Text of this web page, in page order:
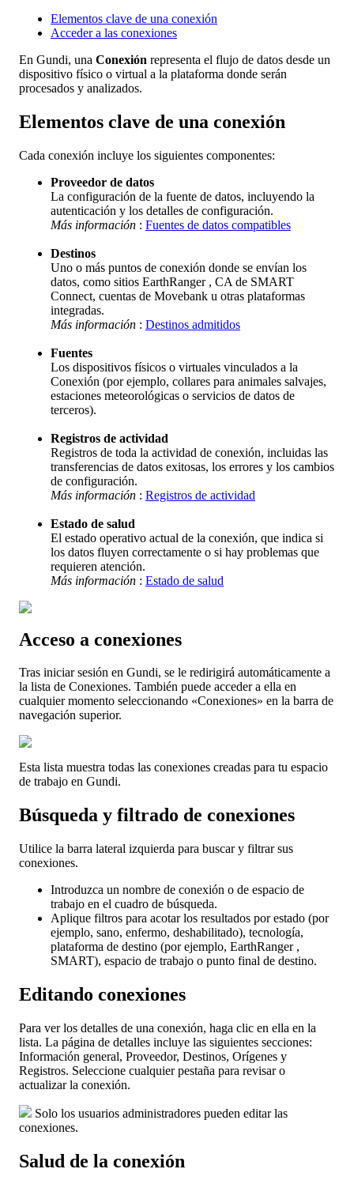
Elementos clave de una conexión
Acceder a las conexiones
En Gundi, una Conexión representa el flujo de datos desde un
dispositivo físico o virtual a la plataforma donde serán
procesados y analizados.
Elementos clave de una conexión
Cada conexión incluye los siguientes componentes:
Proveedor de datos
La configuración de la fuente de datos, incluyendo la
autenticación y los detalles de configuración.
Más información : Fuentes de datos compatibles
Destinos
Uno o más puntos de conexión donde se envían los
datos, como sitios EarthRanger , CA de SMART
Connect, cuentas de Movebank u otras plataformas
integradas.
Más información : Destinos admitidos
Fuentes
Los dispositivos físicos o virtuales vinculados a la
Conexión (por ejemplo, collares para animales salvajes,
estaciones meteorológicas o servicios de datos de
terceros).
Registros de actividad
Registros de toda la actividad de conexión, incluidas las
transferencias de datos exitosas, los errores y los cambios
de configuración.
Más información : Registros de actividad
Estado de salud
El estado operativo actual de la conexión, que indica si
los datos fluyen correctamente o si hay problemas que
requieren atención.
Más información : Estado de salud
Acceso a conexiones
Tras iniciar sesión en Gundi, se le redirigirá automáticamente a
la lista de Conexiones. También puede acceder a ella en
cualquier momento seleccionando «Conexiones» en la barra de
navegación superior.
Esta lista muestra todas las conexiones creadas para tu espacio
de trabajo en Gundi.
Búsqueda y filtrado de conexiones
Utilice la barra lateral izquierda para buscar y filtrar sus
conexiones.
Introduzca un nombre de conexión o de espacio de
trabajo en el cuadro de búsqueda.
Aplique filtros para acotar los resultados por estado (por
ejemplo, sano, enfermo, deshabilitado), tecnología,
plataforma de destino (por ejemplo, EarthRanger ,
SMART), espacio de trabajo o punto final de destino.
Editando conexiones
Para ver los detalles de una conexión, haga clic en ella en la
lista. La página de detalles incluye las siguientes secciones:
Información general, Proveedor, Destinos, Orígenes y
Registros. Seleccione cualquier pestaña para revisar o
actualizar la conexión.
Solo los usuarios administradores pueden editar las
conexiones.
Salud de la conexión